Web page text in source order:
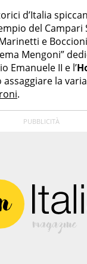
d’Italia
del Campari
e
Mengoni”
Emanuele II e l’
assaggiare la
.